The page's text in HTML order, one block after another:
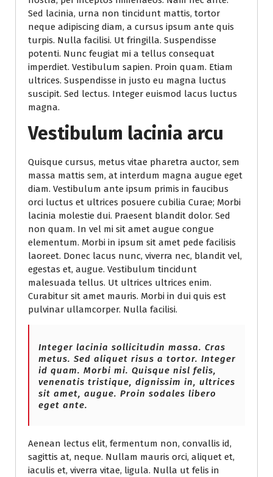
Sed lacinia, urna non tincidunt mattis, tortor
neque adipiscing diam, a cursus ipsum ante quis
turpis. Nulla facilisi. Ut fringilla. Suspendisse
potenti. Nunc feugiat mi a tellus consequat
imperdiet. Vestibulum sapien. Proin quam. Etiam
ultrices. Suspendisse in justo eu magna luctus
suscipit. Sed lectus. Integer euismod lacus luctus
magna.
Vestibulum lacinia arcu
Quisque cursus, metus vitae pharetra auctor, sem
massa mattis sem, at interdum magna augue eget
diam. Vestibulum ante ipsum primis in faucibus
orci luctus et ultrices posuere cubilia Curae; Morbi
lacinia molestie dui. Praesent blandit dolor. Sed
non quam. In vel mi sit amet augue congue
elementum. Morbi in ipsum sit amet pede facilisis
laoreet. Donec lacus nunc, viverra nec, blandit vel,
egestas et, augue. Vestibulum tincidunt
malesuada tellus. Ut ultrices ultrices enim.
Curabitur sit amet mauris. Morbi in dui quis est
pulvinar ullamcorper. Nulla facilisi.
Integer lacinia sollicitudin massa. Cras
metus. Sed aliquet risus a tortor. Integer
id quam. Morbi mi. Quisque nisl felis,
venenatis tristique, dignissim in, ultrices
sit amet, augue. Proin sodales libero
eget ante.
Aenean lectus elit, fermentum non, convallis id,
sagittis at, neque. Nullam mauris orci, aliquet et,
iaculis et, viverra vitae, ligula. Nulla ut felis in